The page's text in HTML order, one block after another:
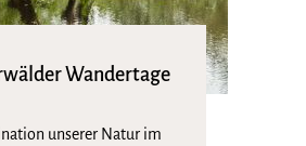
Wandertage
unserer Natur im